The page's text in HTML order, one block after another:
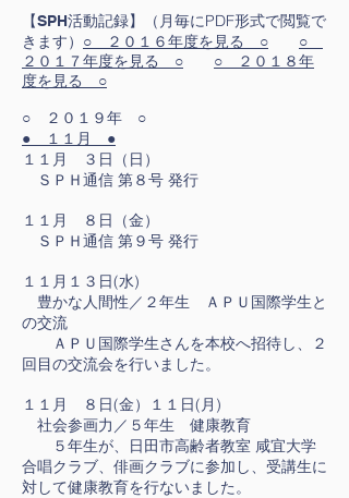
【SPH活動記録】
（月毎にPDF形式で閲覧で
きます）
○ ２０１６年度を見る ○
○
２０１７年度を見る ○
○ ２０１８年
度を見る ○
○ ２０１９年 ○
● １１月 ●
１１月 ３日（日）
ＳＰＨ通信 第８号 発行
１１月 ８日（金）
ＳＰＨ通信 第９号 発行
１１月１３日(水)
豊かな人間性／２年生 ＡＰＵ国際学生と
の交流
ＡＰＵ国際学生さんを本校へ招待し、２
回目の交流会を行いました。
１１月 ８日(金）１１日(月)
社会参画力／５年生 健康教育
５年生が、日田市高齢者教室 咸宜大学
合唱クラブ、俳画クラブに参加し、受講生に
対して健康教育を行ないました。